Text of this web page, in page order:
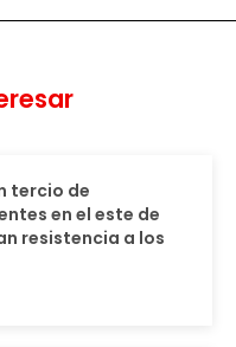
tercio de
en el este de
resistencia a los